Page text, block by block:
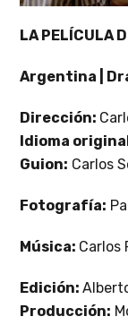
LA PELÍCULA
Argentina |
Dirección:
Idioma
Guion: Carlos
Fotografía:
Música: Carlos
Edición:
Producción: